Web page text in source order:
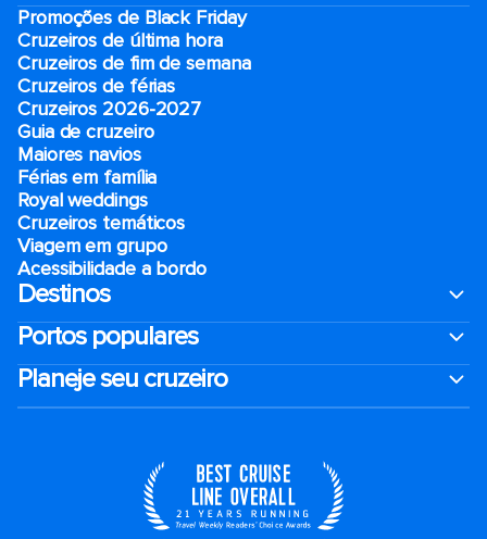
Promoções de Black Friday
Cruzeiros de última hora
Cruzeiros de fim de semana
Cruzeiros de férias
Cruzeiros 2026-2027
Guia de cruzeiro
Maiores navios
Férias em família
Royal weddings
Cruzeiros temáticos
Viagem em grupo
Acessibilidade a bordo
Destinos
Portos populares
Planeje seu cruzeiro